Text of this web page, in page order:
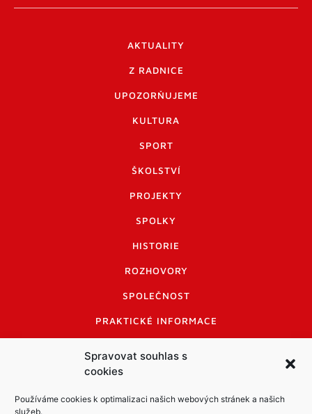
Spravovat souhlas s
cookies
Používáme cookies k optimalizaci našich webových stránek a našich
služeb.
AKTUALITY
Z RADNICE
UPOZORŇUJEME
KULTURA
SPORT
ŠKOLSTVÍ
PROJEKTY
SPOLKY
HISTORIE
ROZHOVORY
SPOLEČNOST
PRAKTICKÉ INFORMACE
INFORMACE A KODEX DISKUTUJÍCÍCH
LOGO A LOGO MANUÁL